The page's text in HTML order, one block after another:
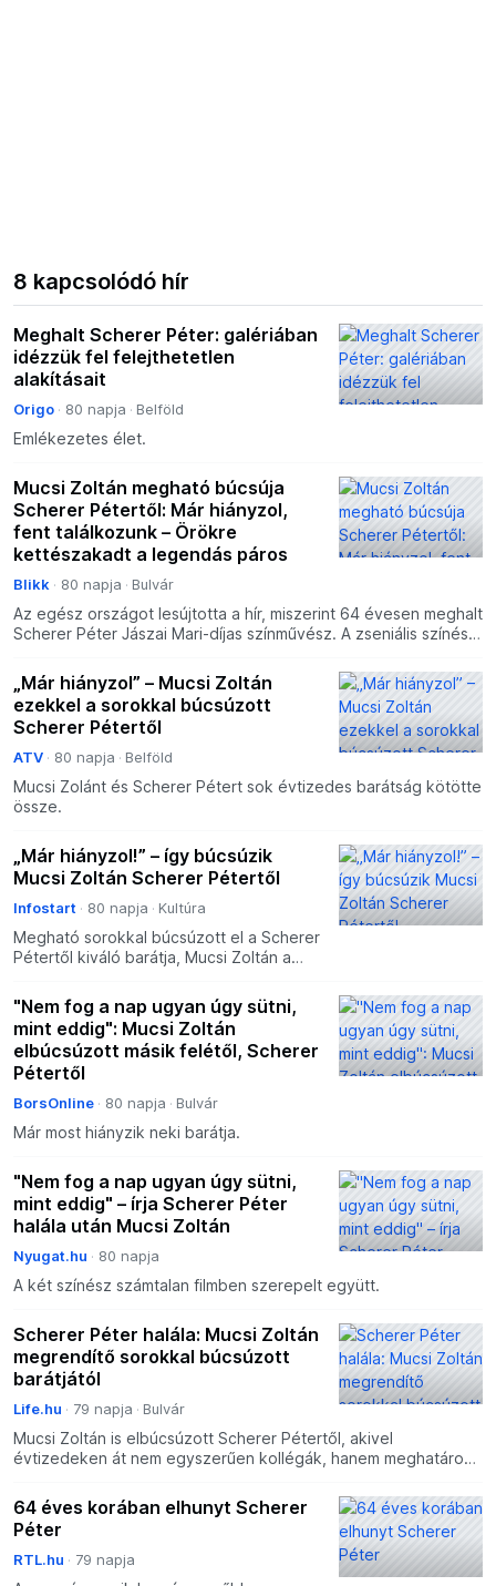
8 kapcsolódó hír
Meghalt Scherer Péter: galériában
idézzük fel felejthetetlen
alakításait
Origo 80 napja Belföld
Emlékezetes élet.
Mucsi Zoltán megható búcsúja
Scherer Pétertől: Már hiányzol,
fent találkozunk – Örökre
kettészakadt a legendás páros
Blikk 80 napja Bulvár
Az egész országot lesújtotta a hír, miszerint 64 évesen meghalt
Scherer Péter Jászai Mari-díjas színművész. A zseniális színész
„Már hiányzol” – Mucsi Zoltán
ezekkel a sorokkal búcsúzott
Scherer Pétertől
ATV 80 napja Belföld
Mucsi Zolánt és Scherer Pétert sok évtizedes barátság kötötte
össze.
„Már hiányzol!” – így búcsúzik
Mucsi Zoltán Scherer Pétertől
Infostart 80 napja Kultúra
Megható sorokkal búcsúzott el a Scherer
Pétertől kiváló barátja, Mucsi Zoltán a
díjas színész kijelentette, fognak még
találkozni
"Nem fog a nap ugyan úgy sütni,
mint eddig": Mucsi Zoltán
elbúcsúzott másik felétől, Scherer
Pétertől
BorsOnline 80 napja Bulvár
Már most hiányzik neki barátja.
"Nem fog a nap ugyan úgy sütni,
mint eddig" – írja Scherer Péter
halála után Mucsi Zoltán
Nyugat.hu 80 napja
A két színész számtalan filmben szerepelt együtt.
Scherer Péter halála: Mucsi Zoltán
megrendítő sorokkal búcsúzott
barátjától
Life.hu 79 napja Bulvár
Mucsi Zoltán is elbúcsúzott Scherer Pétertől, akivel
évtizedeken át nem egyszerűen kollégák, hanem meghatározó
64 éves korában elhunyt Scherer
Péter
RTL.hu 79 napja